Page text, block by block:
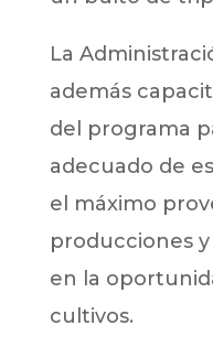
La
además
del programa
adecuado de
el máximo
producciones
en la
cultivos.